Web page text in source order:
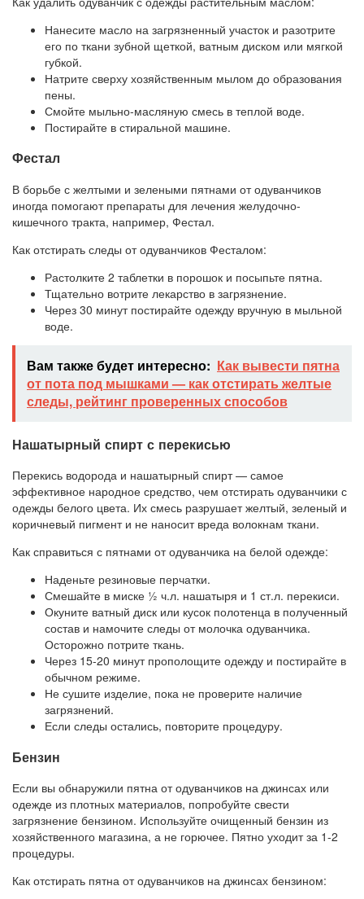
Нанесите масло на загрязненный участок и разотрите
его по ткани зубной щеткой, ватным диском или мягкой
губкой.
Натрите сверху хозяйственным мылом до образования
пены.
Смойте мыльно-масляную смесь в теплой воде.
Постирайте в стиральной машине.
Фестал
В борьбе с желтыми и зелеными пятнами от одуванчиков
иногда помогают препараты для лечения желудочно-
кишечного тракта, например, Фестал.
Как отстирать следы от одуванчиков Фесталом:
Растолките 2 таблетки в порошок и посыпьте пятна.
Тщательно вотрите лекарство в загрязнение.
Через 30 минут постирайте одежду вручную в мыльной
воде.
Вам также будет интересно: Как вывести пятна
от пота под мышками — как отстирать желтые
следы, рейтинг проверенных способов
Нашатырный спирт с перекисью
Перекись водорода и нашатырный спирт — самое
эффективное народное средство, чем отстирать одуванчики с
одежды белого цвета. Их смесь разрушает желтый, зеленый и
коричневый пигмент и не наносит вреда волокнам ткани.
Как справиться с пятнами от одуванчика на белой одежде:
Наденьте резиновые перчатки.
Смешайте в миске ½ ч.л. нашатыря и 1 ст.л. перекиси.
Окуните ватный диск или кусок полотенца в полученный
состав и намочите следы от молочка одуванчика.
Осторожно потрите ткань.
Через 15-20 минут прополощите одежду и постирайте в
обычном режиме.
Не сушите изделие, пока не проверите наличие
загрязнений.
Если следы остались, повторите процедуру.
Бензин
Если вы обнаружили пятна от одуванчиков на джинсах или
одежде из плотных материалов, попробуйте свести
загрязнение бензином. Используйте очищенный бензин из
хозяйственного магазина, а не горючее. Пятно уходит за 1-2
процедуры.
Как отстирать пятна от одуванчиков на джинсах бензином: